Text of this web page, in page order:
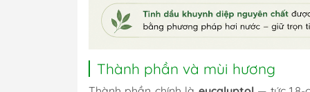
Thành phần và mùi hương